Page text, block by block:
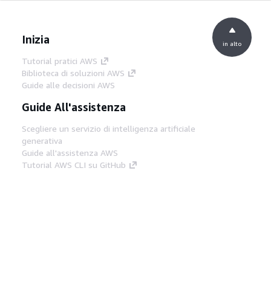
Inizia
Tutorial pratici AWS
Biblioteca di soluzioni AWS
Guide alle decisioni AWS
Guide All'assistenza
Scegliere un servizio di intelligenza artificiale
generativa
Guide all'assistenza AWS
Tutorial AWS CLI su GitHub
in alto